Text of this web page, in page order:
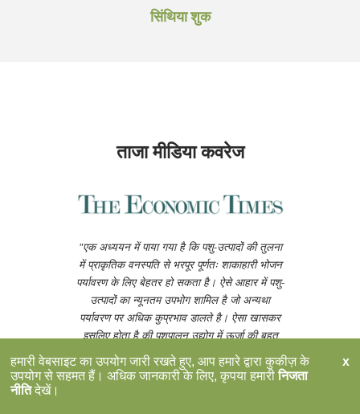
सिंथिया शुक
ताजा मीडिया कवरेज
"एक अध्ययन में पाया गया है कि पशु-उत्पादों की तुलना
में प्राकृतिक वनस्पति से भरपूर पूर्णतः शाकाहारी भोजन
पर्यावरण के लिए बेहतर हो सकता है। ऐसे आहार में पशु-
उत्पादों का न्यूनतम उपभोग शामिल है जो अन्यथा
पर्यावरण पर अधिक कुप्रभाव डालते है। ऐसा खासकर
इसलिए होता है की पशुपालन उद्योग में ऊर्जा की बहुत
अधिक जरूरत होती है और साथ ही इन औद्योगिक
पशुओं द्वार ग्रीनहाउस गैस का अत्यधिक उत्सर्जन होता